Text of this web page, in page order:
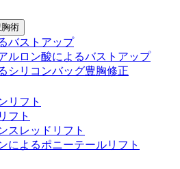
術
バストアップ
ルロン酸によるバストアップ
シリコンバッグ豊胸修正
リフト
フト
スレッドリフト
によるポニーテールリフト